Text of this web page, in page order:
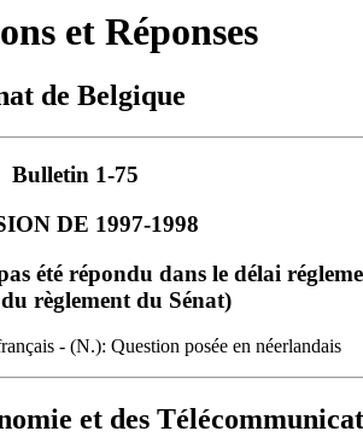
et Réponses
de Belgique
Bulletin 1-75
DE 1997-1998
été répondu dans le délai
règlement du Sénat)
- (N.): Question posée en néerlandais
et des